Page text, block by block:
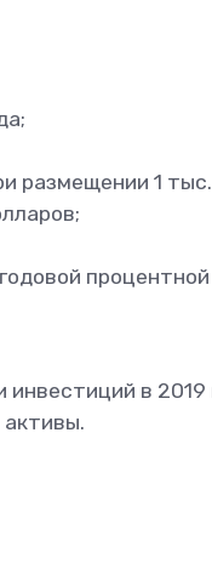
размещении 1
процентной
в 2019